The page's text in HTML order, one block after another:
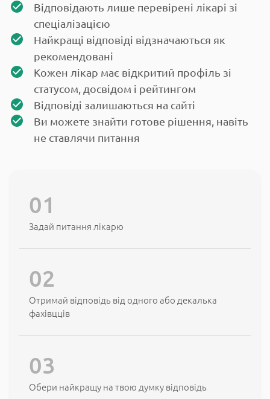
Відповідають лише перевірені лікарі зі
спеціалізацією
Найкращі відповіді відзначаються як
рекомендовані
Кожен лікар має відкритий профіль зі
статусом, досвідом і рейтингом
Відповіді залишаються на сайті
Ви можете знайти готове рішення, навіть
не ставлячи питання
Задай питання лікарю
Отримай відповідь від одного або декалька
фахівцців
Обери найкращу на твою думку відповідь